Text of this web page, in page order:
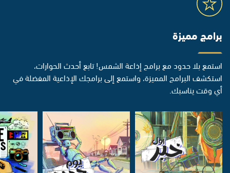
برامج مميزة
استمع بلا حدود مع برامج إذاعة الشمس! تابع أحدث الحوارات،
استكشف البرامج المميزة، واستمع إلى برامجك الإذاعية المفضلة في
أي وقت يناسبك.